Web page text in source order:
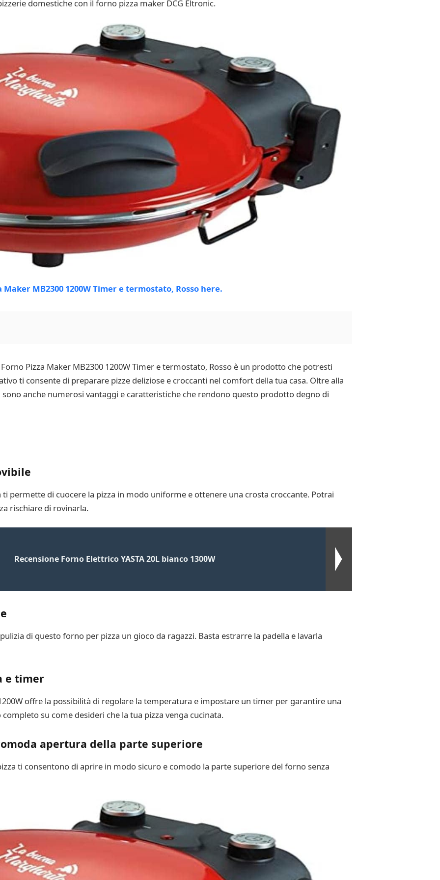
domestiche con il forno pizza maker DCG Eltronic.
Pizza Maker MB2300 1200W Timer e termostato, Rosso è un prodotto che potresti
ti consente di preparare pizze deliziose e croccanti nel comfort della tua casa. Oltre alla
anche numerosi vantaggi e caratteristiche che rendono questo prodotto degno di
permette di cuocere la pizza in modo uniforme e ottenere una crosta croccante. Potrai
rischiare di rovinarla.
Recensione Forno Elettrico YASTA 20L bianco 1300W
di questo forno per pizza un gioco da ragazzi. Basta estrarre la padella e lavarla
e timer
offre la possibilità di regolare la temperatura e impostare un timer per garantire una
su come desideri che la tua pizza venga cucinata.
apertura della parte superiore
ti consentono di aprire in modo sicuro e comodo la parte superiore del forno senza